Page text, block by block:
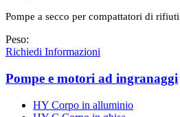
Pompe a secco per compattatori di rifiuti
Peso:
Richiedi Informazioni
Pompe e motori ad ingranaggi
HY Corpo in alluminio